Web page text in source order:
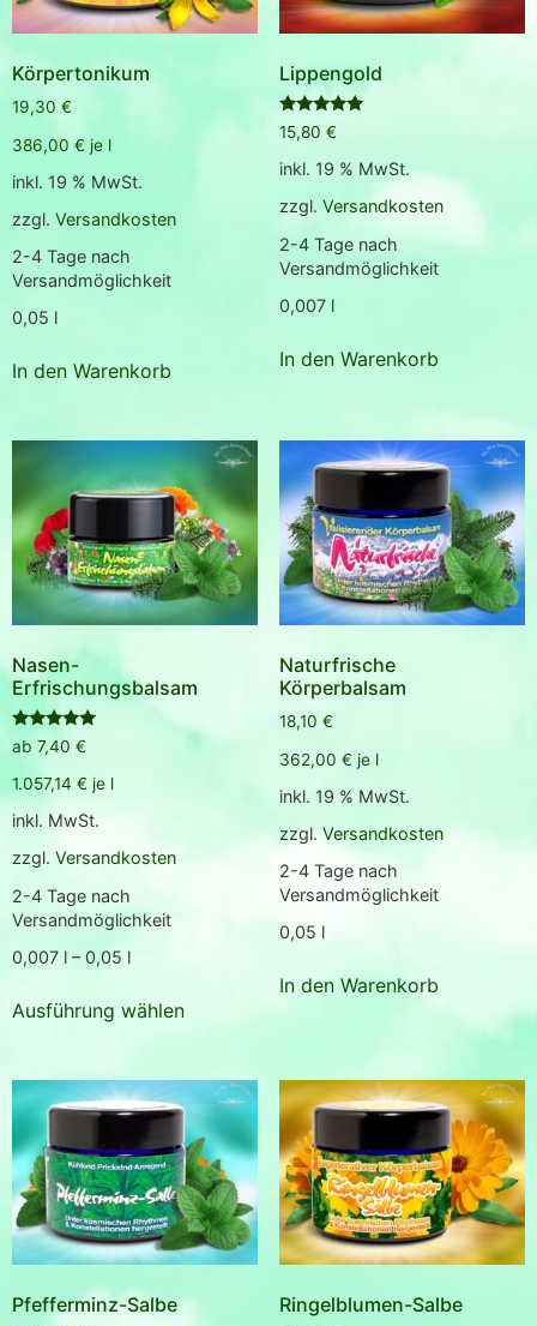
Körpertonikum
19,30 €
386,00 € je l
inkl. 19 % MwSt.
zzgl. Versandkosten
2-4 Tage nach
Versandmöglichkeit
0,05 l
In den Warenkorb
Lippengold
Bewertet
mit
5.00
von 5
15,80 €
inkl. 19 % MwSt.
zzgl. Versandkosten
2-4 Tage nach
Versandmöglichkeit
0,007 l
In den Warenkorb
Nasen-
Erfrischungsbalsam
Bewertet
mit
von 5
ab 7,40 €
1.057,14 € je l
inkl. MwSt.
zzgl. Versandkosten
2-4 Tage nach
Versandmöglichkeit
0,007 l – 0,05 l
Ausführung wählen
Naturfrische
Körperbalsam
18,10 €
362,00 € je l
inkl. 19 % MwSt.
zzgl. Versandkosten
2-4 Tage nach
Versandmöglichkeit
0,05 l
In den Warenkorb
Pfefferminz-Salbe Ringelblumen-Salbe